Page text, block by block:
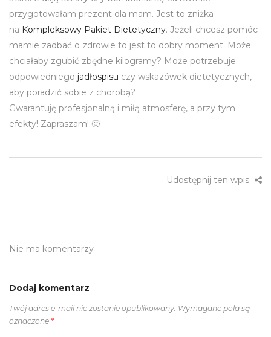
przygotowałam prezent dla mam. Jest to zniżka
na Kompleksowy Pakiet Dietetyczny. Jeżeli chcesz pomóc
mamie zadbać o zdrowie to jest to dobry moment. Może
chciałaby zgubić zbędne kilogramy? Może potrzebuje
odpowiedniego jadłospisu czy wskazówek dietetycznych,
aby poradzić sobie z chorobą?
Gwarantuję profesjonalną i miłą atmosferę, a przy tym
efekty! Zapraszam! 🙂
Udostępnij ten wpis
Nie ma komentarzy
Dodaj komentarz
Twój adres e-mail nie zostanie opublikowany. Wymagane pola są
oznaczone *